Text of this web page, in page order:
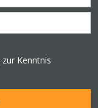
zur Kenntnis